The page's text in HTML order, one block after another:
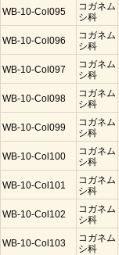
WB-10-Col095
コガネム
シ科
WB-10-Col096
コガネム
シ科
WB-10-Col097
コガネム
シ科
WB-10-Col098
コガネム
シ科
WB-10-Col099
コガネム
シ科
WB-10-Col100
コガネム
シ科
WB-10-Col101
コガネム
シ科
WB-10-Col102
コガネム
シ科
WB-10-Col103
コガネム
シ科